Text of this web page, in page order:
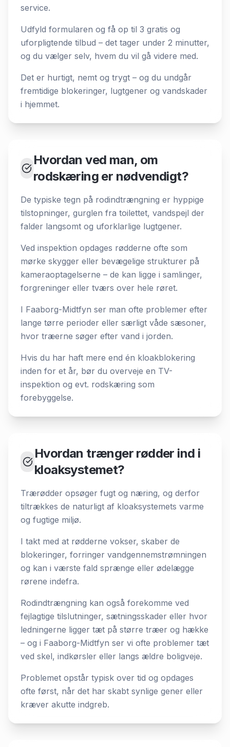
service.
Udfyld formularen og få op til 3 gratis og
uforpligtende tilbud – det tager under 2 minutter,
og du vælger selv, hvem du vil gå videre med.
Det er hurtigt, nemt og trygt – og du undgår
fremtidige blokeringer, lugtgener og vandskader
i hjemmet.
Hvordan ved man, om
rodskæring er nødvendigt?
De typiske tegn på rodindtrængning er hyppige
tilstopninger, gurglen fra toilettet, vandspejl der
falder langsomt og uforklarlige lugtgener.
Ved inspektion opdages rødderne ofte som
mørke skygger eller bevægelige strukturer på
kameraoptagelserne – de kan ligge i samlinger,
forgreninger eller tværs over hele røret.
I Faaborg-Midtfyn ser man ofte problemer efter
lange tørre perioder eller særligt våde sæsoner,
hvor træerne søger efter vand i jorden.
Hvis du har haft mere end én kloakblokering
inden for et år, bør du overveje en TV-
inspektion og evt. rodskæring som
forebyggelse.
Hvordan trænger rødder ind i
kloaksystemet?
Trærødder opsøger fugt og næring, og derfor
tiltrækkes de naturligt af kloaksystemets varme
og fugtige miljø.
I takt med at rødderne vokser, skaber de
blokeringer, forringer vandgennemstrømningen
og kan i værste fald sprænge eller ødelægge
rørene indefra.
Rodindtrængning kan også forekomme ved
fejlagtige tilslutninger, sætningsskader eller hvor
ledningerne ligger tæt på større træer og hække
– og i Faaborg-Midtfyn ser vi ofte problemer tæt
ved skel, indkørsler eller langs ældre boligveje.
Problemet opstår typisk over tid og opdages
ofte først, når det har skabt synlige gener eller
kræver akutte indgreb.